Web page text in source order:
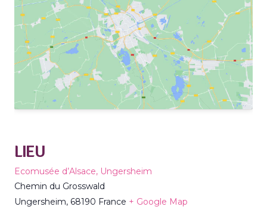
LIEU
Ecomusée d’Alsace, Ungersheim
Chemin du Grosswald
Ungersheim, 68190 France + Google Map